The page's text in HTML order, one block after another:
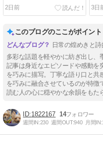
2日前
3日
このブログのここがポイント
日常の煌めきと
多彩な話題を軽やかに紡ぎ出し、
記事は身近なエピソードや感動を
を巧みに描写。丁寧な語り口と共
を巧みに融合させているのが特徴
読む人の心に穏やかな余韻をもた
1822167 14
週間IN:230 週間OUT:940 月間IN: